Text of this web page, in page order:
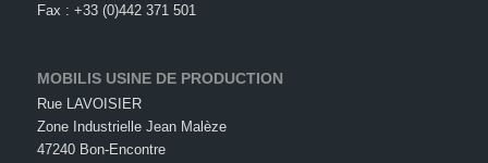
Fax : +33 (0)442 371 501
MOBILIS USINE DE PRODUCTION
Rue LAVOISIER
Zone Industrielle Jean Malèze
47240 Bon-Encontre